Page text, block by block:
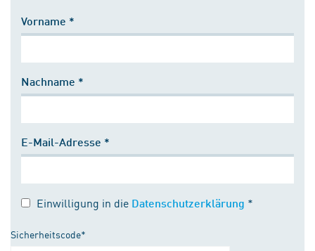
Vorname *
Nachname *
E-Mail-Adresse *
Einwilligung in die Datenschutzerklärung *
Sicherheitscode*